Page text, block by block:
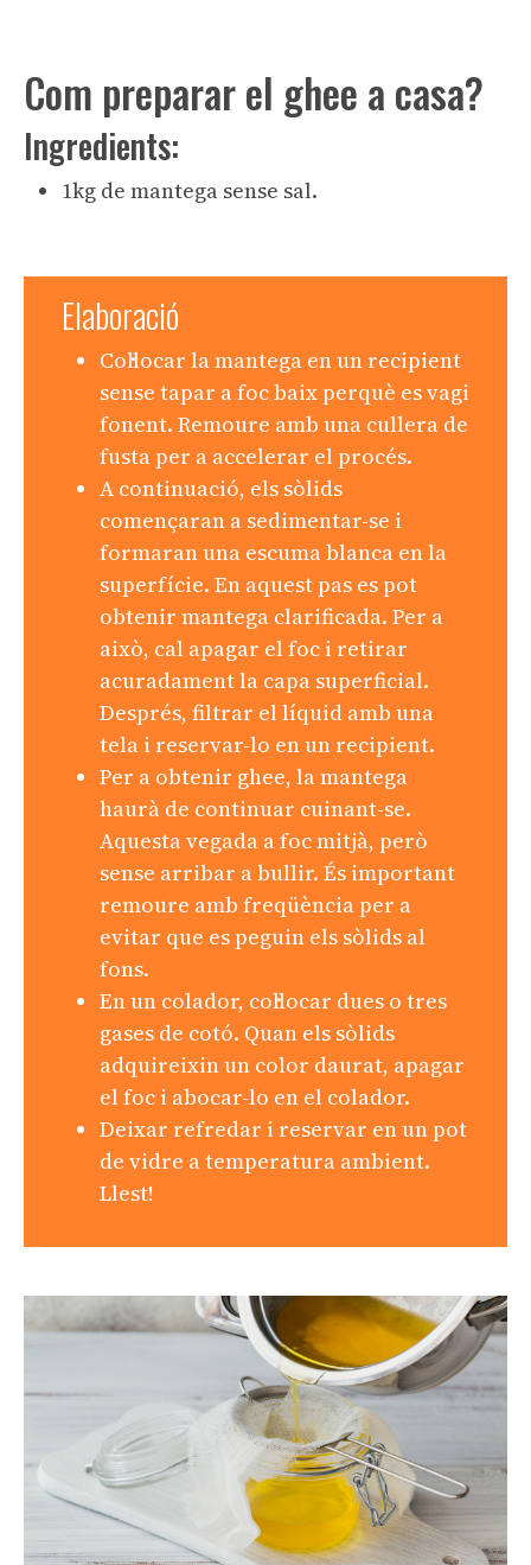
Com preparar el ghee a casa?
Ingredients:
1kg de mantega sense sal.
Elaboració
Col·locar la mantega en un recipient
sense tapar a foc baix perquè es vagi
fonent. Remoure amb una cullera de
fusta per a accelerar el procés.
A continuació, els sòlids
començaran a sedimentar-se i
formaran una escuma blanca en la
superfície. En aquest pas es pot
obtenir mantega clarificada. Per a
això, cal apagar el foc i retirar
acuradament la capa superficial.
Després, filtrar el líquid amb una
tela i reservar-lo en un recipient.
Per a obtenir ghee, la mantega
haurà de continuar cuinant-se.
Aquesta vegada a foc mitjà, però
sense arribar a bullir. És important
remoure amb freqüència per a
evitar que es peguin els sòlids al
fons.
En un colador, col·locar dues o tres
gases de cotó. Quan els sòlids
adquireixin un color daurat, apagar
el foc i abocar-lo en el colador.
Deixar refredar i reservar en un pot
de vidre a temperatura ambient.
Llest!